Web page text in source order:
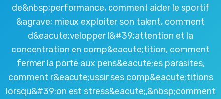
de&nbsp;performance, comment aider le sportif
&agrave; mieux exploiter son talent, comment
d&eacute;velopper l&#39;attention et la
concentration en comp&eacute;tition, comment
fermer la porte aux pens&eacute;es parasites,
comment r&eacute;ussir ses comp&eacute;titions
lorsqu&#39;on est stress&eacute;,&nbsp;comment